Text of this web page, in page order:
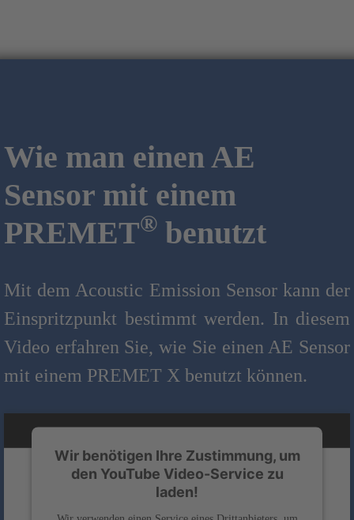
Wie man einen AE
Sensor mit einem
PREMET® benutzt
Mit dem Acoustic Emission Sensor kann der
Einspritzpunkt bestimmt werden. In diesem
Video erfahren Sie, wie Sie einen AE Sensor
mit einem PREMET X benutzt können.
Wir benötigen Ihre Zustimmung, um
den YouTube Video-Service zu
laden!